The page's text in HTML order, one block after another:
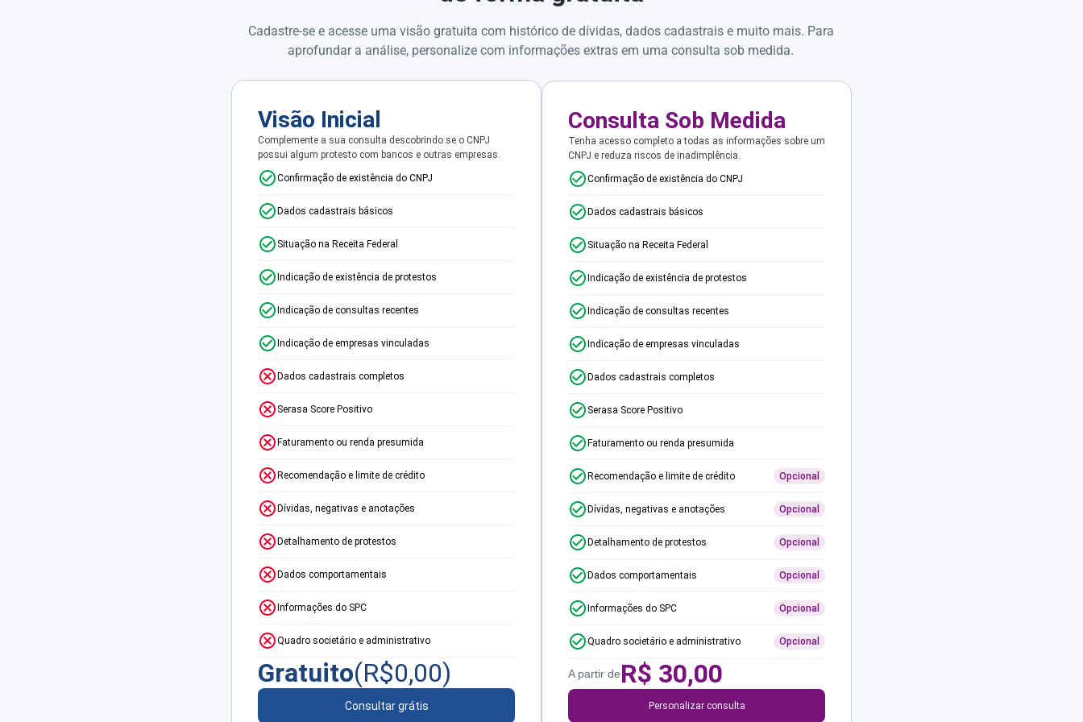
Cadastre-se e acesse uma visão gratuita com histórico de dívidas, dados cadastrais e muito mais. Para
aprofundar a análise, personalize com informações extras em uma consulta sob medida.
Visão Inicial
Complemente a sua consulta descobrindo se o CNPJ
possui algum protesto com bancos e outras empresas.
Confirmação de existência do CNPJ
Dados cadastrais básicos
Situação na Receita Federal
Indicação de existência de protestos
Indicação de consultas recentes
Indicação de empresas vinculadas
Dados cadastrais completos
Serasa Score Positivo
Faturamento ou renda presumida
Recomendação e limite de crédito
Dívidas, negativas e anotações
Detalhamento de protestos
Dados comportamentais
Informações do SPC
Quadro societário e administrativo
Gratuito(R$0,00)
Consultar grátis
Consulta Sob Medida
Tenha acesso completo a todas as informações sobre um
CNPJ e reduza riscos de inadimplência.
Confirmação de existência do CNPJ
Dados cadastrais básicos
Situação na Receita Federal
Indicação de existência de protestos
Indicação de consultas recentes
Indicação de empresas vinculadas
Dados cadastrais completos
Serasa Score Positivo
Faturamento ou renda presumida
Recomendação e limite de crédito Opcional
Dívidas, negativas e anotações Opcional
Detalhamento de protestos Opcional
Dados comportamentais Opcional
Informações do SPC Opcional
Quadro societário e administrativo Opcional
A partir deR$ 30,00
Personalizar consulta